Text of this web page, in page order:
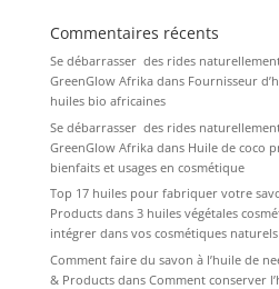
Commentaires récents
Se débarrasser des rides
GreenGlow Afrikadans Fournisseur
huiles bio africaines
Se débarrasser des rides
GreenGlow Afrikadans Huile de coco
bienfaits et usages en cosmétique
Top 17 huiles pour fabriquer votre
Productsdans 3 huiles végétales
intégrer dans vos cosmétiques naturels
Comment faire du savon à l’huile de
& Productsdans Comment conserver